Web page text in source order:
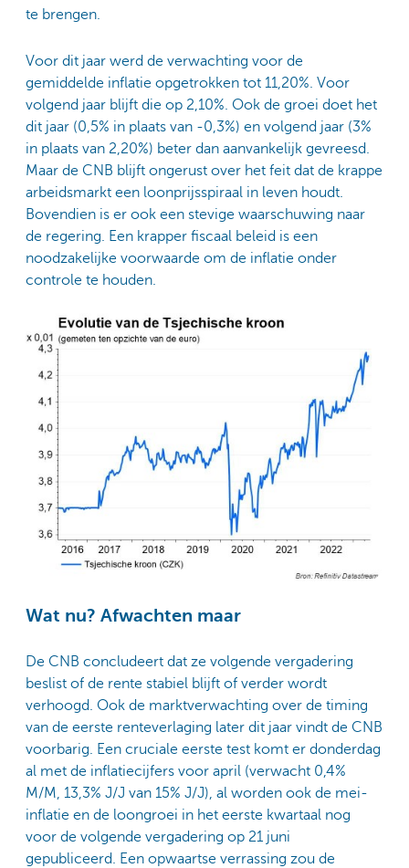
te brengen.
Voor dit jaar werd de verwachting voor de
gemiddelde inflatie opgetrokken tot 11,20%. Voor
volgend jaar blijft die op 2,10%. Ook de groei doet het
dit jaar (0,5% in plaats van -0,3%) en volgend jaar (3%
in plaats van 2,20%) beter dan aanvankelijk gevreesd.
Maar de CNB blijft ongerust over het feit dat de krappe
arbeidsmarkt een loonprijsspiraal in leven houdt.
Bovendien is er ook een stevige waarschuwing naar
de regering. Een krapper fiscaal beleid is een
noodzakelijke voorwaarde om de inflatie onder
controle te houden.
Wat nu? Afwachten maar
De CNB concludeert dat ze volgende vergadering
beslist of de rente stabiel blijft of verder wordt
verhoogd. Ook de marktverwachting over de timing
van de eerste renteverlaging later dit jaar vindt de CNB
voorbarig. Een cruciale eerste test komt er donderdag
al met de inflatiecijfers voor april (verwacht 0,4%
M/M, 13,3% J/J van 15% J/J), al worden ook de mei-
inflatie en de loongroei in het eerste kwartaal nog
voor de volgende vergadering op 21 juni
gepubliceerd. Een opwaartse verrassing zou de